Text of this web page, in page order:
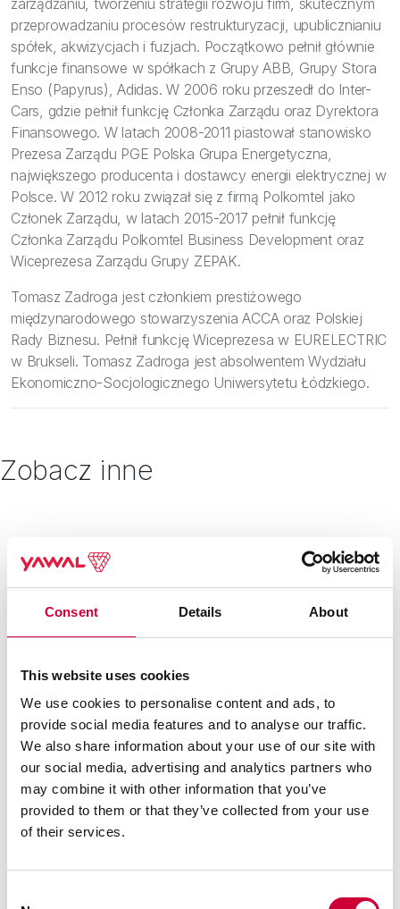
Consent Details About
This website uses cookies
We use cookies to personalise content and ads, to
provide social media features and to analyse our traffic.
We also share information about your use of our site with
our social media, advertising and analytics partners who
may combine it with other information that you’ve
provided to them or that they’ve collected from your use
of their services.
przeprowadzaniu procesów restrukturyzacji, upublicznianiu
spółek, akwizycjach i fuzjach. Początkowo pełnił głównie
funkcje finansowe w spółkach z Grupy ABB, Grupy Stora
Enso (Papyrus), Adidas. W 2006 roku przeszedł do Inter-
Cars, gdzie pełnił funkcję Członka Zarządu oraz Dyrektora
Finansowego. W latach 2008-2011 piastował stanowisko
Prezesa Zarządu PGE Polska Grupa Energetyczna,
największego producenta i dostawcy energii elektrycznej w
Polsce. W 2012 roku związał się z firmą Polkomtel jako
Członek Zarządu, w latach 2015-2017 pełnił funkcję
Członka Zarządu Polkomtel Business Development oraz
Wiceprezesa Zarządu Grupy ZEPAK.
Tomasz Zadroga jest członkiem prestiżowego
międzynarodowego stowarzyszenia ACCA oraz Polskiej
Rady Biznesu. Pełnił funkcję Wiceprezesa w EURELECTRIC
w Brukseli. Tomasz Zadroga jest absolwentem Wydziału
Ekonomiczno-Socjologicznego Uniwersytetu Łódzkiego.
Zobacz inne
22 Kwietnia, 2026